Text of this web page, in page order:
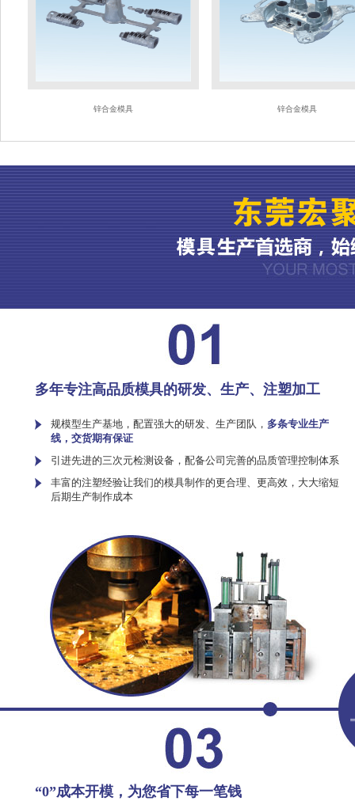
锌合金模具 锌合金模具
多年专注高品质模具的研发、生产、注塑加工
规模型生产基地，配置强大的研发、生产团队， 多条专业生产
线，交货期有保证
引进先进的三次元检测设备，配备公司完善的品质管理控制体系
丰富的注塑经验让我们的模具制作的更合理、更高效，大大缩短
后期生产制作成本
“0”成本开模，为您省下每一笔钱